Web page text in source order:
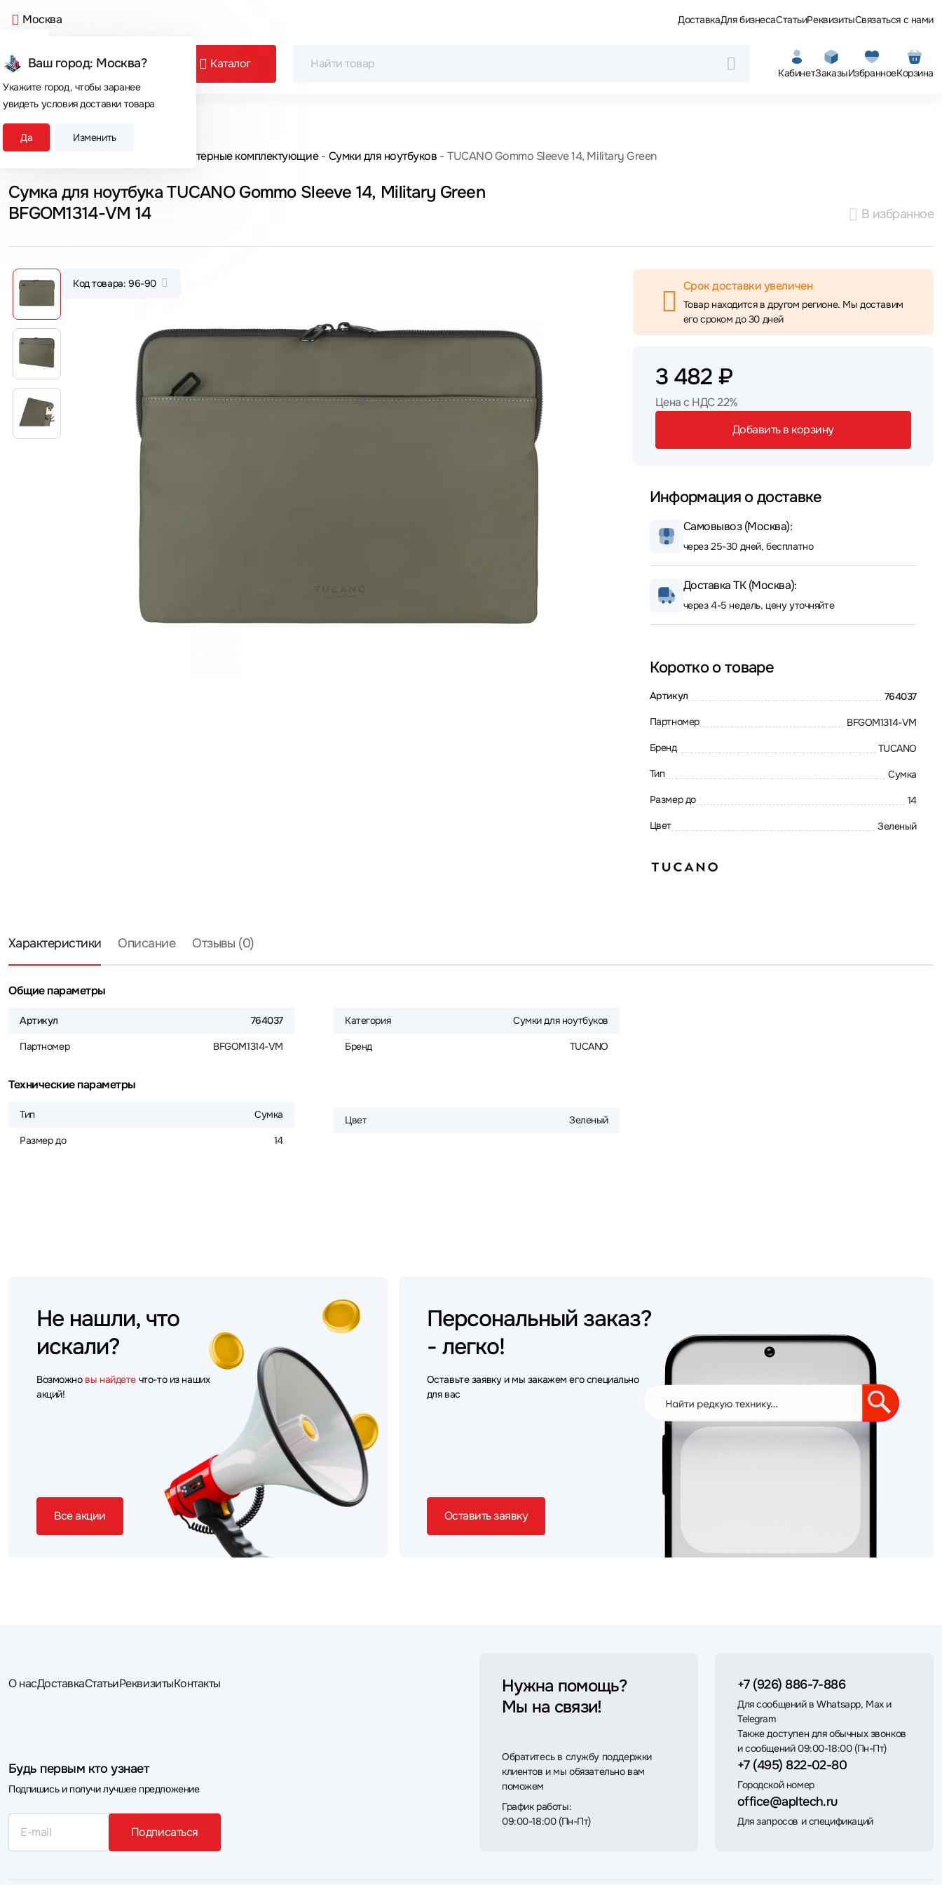
Москва
Ваш город: Москва?
Укажите город, чтобы заранее
увидеть условия доставки товара
Да Изменить
ДоставкаДля бизнесаСтатьиРеквизитыСвязаться с нами
Каталог
КабинетЗаказыИзбранноеКорзина
Сегодня покупают
Главная Компьютерные комплектующие Сумки для ноутбуков TUCANO Gommo Sleeve 14, Military Green
Сумка для ноутбука TUCANO Gommo Sleeve 14, Military Green
BFGOM1314-VM 14
В избранное
Код товара: 96-90 Срок доставки увеличен
Товар находится в другом регионе. Мы доставим
его сроком до 30 дней
3 482 ₽
Цена с НДС 22%
Добавить в корзину
Информация о доставке
Самовывоз (Москва):
через 25-30 дней, бесплатно
Доставка ТК (Москва):
через 4-5 недель, цену уточняйте
Коротко о товаре
Артикул 764037
Партномер BFGOM1314-VM
Бренд TUCANO
Тип Сумка
Размер до 14
Цвет Зеленый
Характеристики Описание Отзывы (0)
Общие параметры
Артикул 764037
Партномер BFGOM1314-VM
Категория Сумки для ноутбуков
Бренд TUCANO
Технические параметры
Тип Сумка
Размер до 14
Цвет Зеленый
Не нашли, что
искали?
Возможно вы найдете что-то из наших
акций!
Все акции
Персональный заказ?
- легко!
Оставьте заявку и мы закажем его специально
для вас
Оставить заявку
О насДоставкаСтатьиРеквизитыКонтакты
Будь первым кто узнает
Подпишись и получи лучшее предложение
Подписаться
Нужна помощь?
Мы на связи!
Обратитесь в службу поддержки
клиентов и мы обязательно вам
поможем
График работы:
09:00-18:00 (Пн-Пт)
+7 (926) 886-7-886
Для сообщений в Whatsapp, Max и
Telegram
Также доступен для обычных звонков
и сообщений 09:00-18:00 (Пн-Пт)
+7 (495) 822-02-80
Городской номер
office@apltech.ru
Для запросов и спецификаций